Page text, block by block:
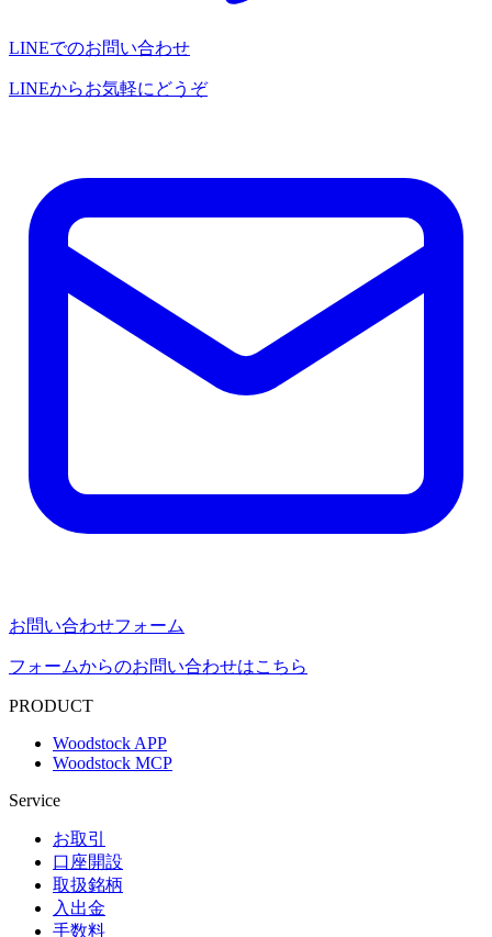
LINEでのお問い合わせ
LINEからお気軽にどうぞ
お問い合わせフォーム
フォームからのお問い合わせはこちら
PRODUCT
Woodstock APP
Woodstock MCP
Service
お取引
口座開設
取扱銘柄
入出金
手数料